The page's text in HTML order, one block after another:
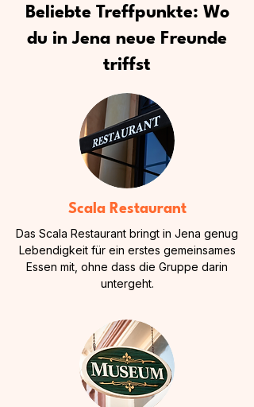
Beliebte Treffpunkte: Wo
du in Jena neue Freunde
triffst
Scala Restaurant
Das Scala Restaurant bringt in Jena genug
Lebendigkeit für ein erstes gemeinsames
Essen mit, ohne dass die Gruppe darin
untergeht.